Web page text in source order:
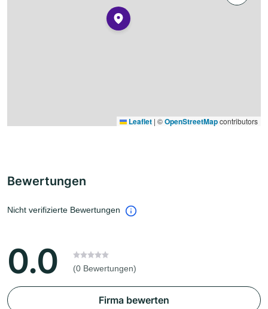
Leaflet | ©OpenStreetMapcontributors
Bewertungen
Nicht verifizierte Bewertungen
0.0 (0 Bewertungen)
Firma bewerten